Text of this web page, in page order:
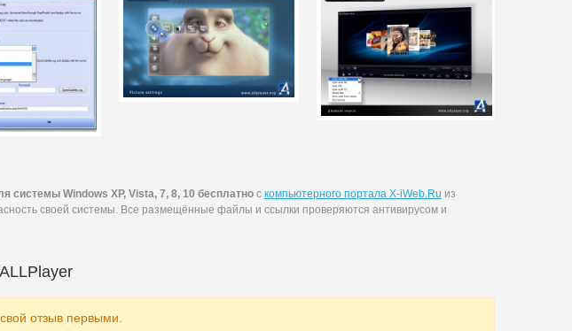
Windows XP, Vista, 7, 8, 10 бесплатно с компьютерного портала X-iWeb.Ru из
своей системы. Все размещённые файлы и ссылки проверяются антивирусом и
отзыв первыми.